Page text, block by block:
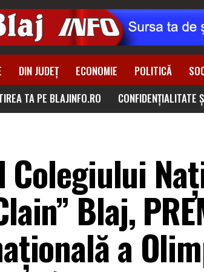
DIN JUDEȚ ECONOMIE POLITICĂ
TA PE BLAJINFO.RO CONFIDENȚIALITATE
Blaj,
a